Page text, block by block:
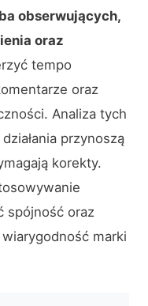
obserwujących,
oraz
tempo
oraz
Analiza tych
przynoszą
korekty.
spójność oraz
marki